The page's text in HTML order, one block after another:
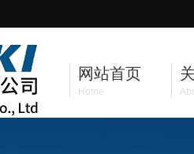
网站首页
Home